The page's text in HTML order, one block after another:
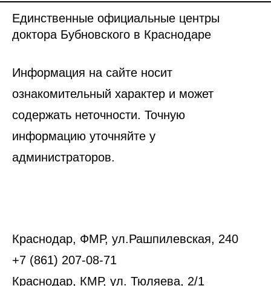
Единственные официальные центры
доктора Бубновского в Краснодаре
Информация на сайте носит
ознакомительный характер и может
содержать неточности. Точную
информацию уточняйте у
администраторов.
Краснодар, ФМР, ул.Рашпилевская, 240
+7 (861) 207-08-71
Краснодар, КМР, ул. Тюляева, 2/1